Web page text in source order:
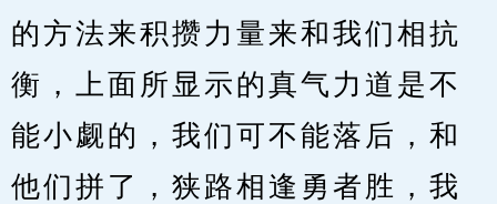
的方法来积攒力量来和我们相抗
衡，上面所显示的真气力道是不
能小觑的，我们可不能落后，和
他们拼了，狭路相逢勇者胜，我